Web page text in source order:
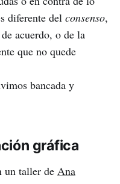
diferente del consenso,
acuerdo, o de la
que no quede
bancada y
gráfica
un taller de Ana